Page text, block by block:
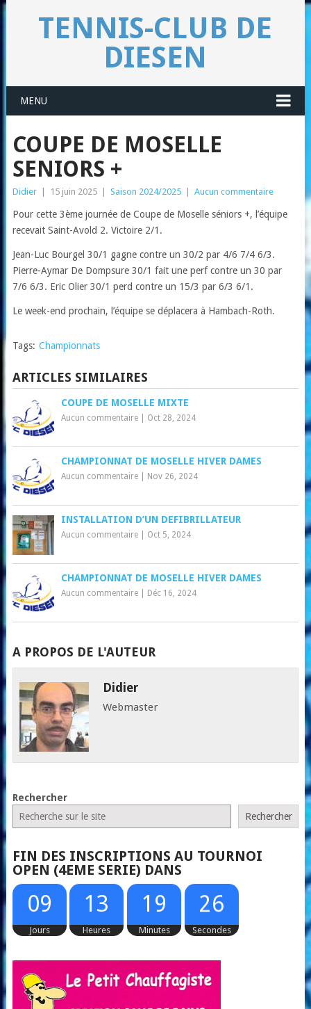
TENNIS-CLUB DE
DIESEN
MENU
COUPE DE MOSELLE
SENIORS +
Didier 15 juin 2025 Saison 2024/2025 Aucun commentaire
Pour cette 3ème journée de Coupe de Moselle séniors +, l’équipe
recevait Saint-Avold 2. Victoire 2/1.
Jean-Luc Bourgel 30/1 gagne contre un 30/2 par 4/6 7/4 6/3.
Pierre-Aymar De Dompsure 30/1 fait une perf contre un 30 par
7/6 6/3. Eric Olier 30/1 perd contre un 15/3 par 6/3 6/1.
Le week-end prochain, l’équipe se déplacera à Hambach-Roth.
Tags: Championnats
ARTICLES SIMILAIRES
COUPE DE MOSELLE MIXTE
Aucun commentaire| Oct 28, 2024
CHAMPIONNAT DE MOSELLE HIVER DAMES
Aucun commentaire| Nov 26, 2024
INSTALLATION D’UN DEFIBRILLATEUR
Aucun commentaire| Oct 5, 2024
CHAMPIONNAT DE MOSELLE HIVER DAMES
Aucun commentaire| Déc 16, 2024
A PROPOS DE L'AUTEUR
Didier
Webmaster
Rechercher
Rechercher
FIN DES INSCRIPTIONS AU TOURNOI
OPEN (4EME SERIE) DANS
09
Jours
13
Heures
19
Minutes 26
25
Secondes